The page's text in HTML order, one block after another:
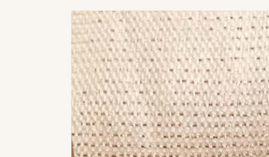
directamente
a la
información
del producto